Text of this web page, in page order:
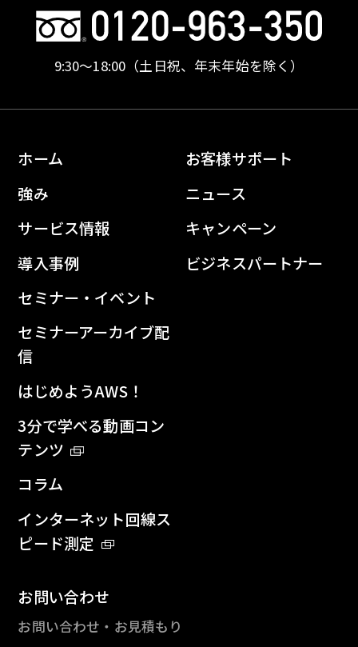
9:30〜18:00 （土日祝、年末年始を除く）
ホーム
強み
サービス情報
導入事例
セミナー・イベント
セミナーアーカイブ配
信
はじめようAWS！
3分で学べる動画コン
テンツ
コラム
インターネット回線ス
ピード測定
お客様サポート
ニュース
キャンペーン
ビジネスパートナー
お問い合わせ
お問い合わせ・お見積もり